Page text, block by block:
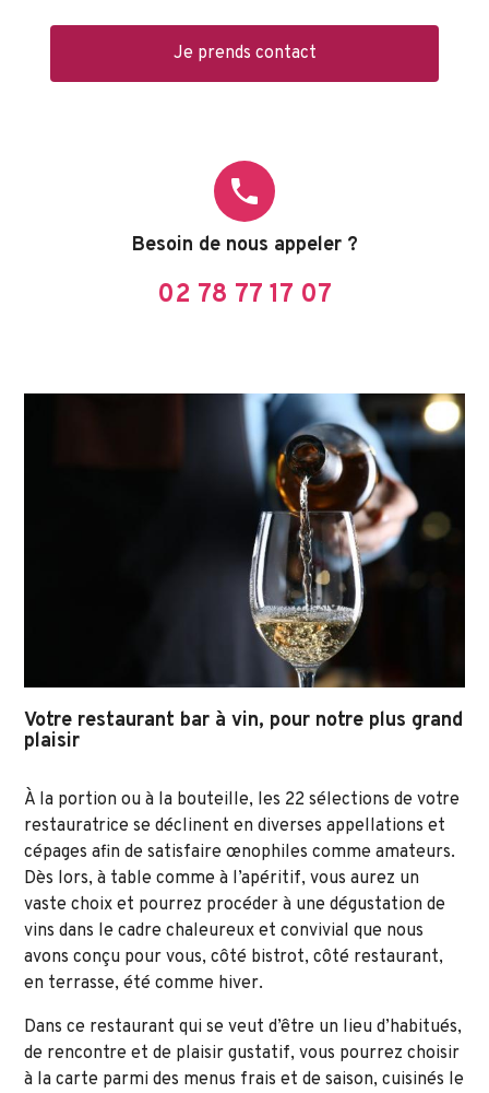
Je prends contact
phone
Besoin de nous appeler ?
02 78 77 17 07
Votre restaurant bar à vin, pour notre plus grand
plaisir
À la portion ou à la bouteille, les 22 sélections de votre
restauratrice se déclinent en diverses appellations et
cépages afin de satisfaire œnophiles comme amateurs.
Dès lors, à table comme à l’apéritif, vous aurez un
vaste choix et pourrez procéder à une dégustation de
vins dans le cadre chaleureux et convivial que nous
avons conçu pour vous, côté bistrot, côté restaurant,
en terrasse, été comme hiver.
Dans ce restaurant qui se veut d’être un lieu d’habitués,
de rencontre et de plaisir gustatif, vous pourrez choisir
à la carte parmi des menus frais et de saison, cuisinés le